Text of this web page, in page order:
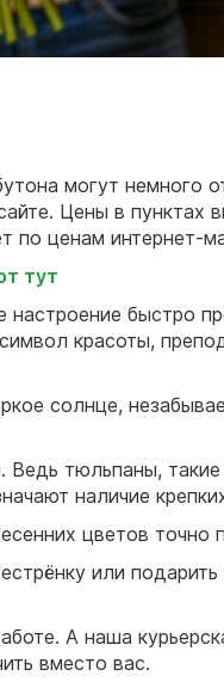
могут немного
Цены в пунктах
по ценам интернет-
тут
быстро
красоты,
солнце,
тюльпаны, такие
наличие
цветов точно
или подарить
А наша
вместо вас.